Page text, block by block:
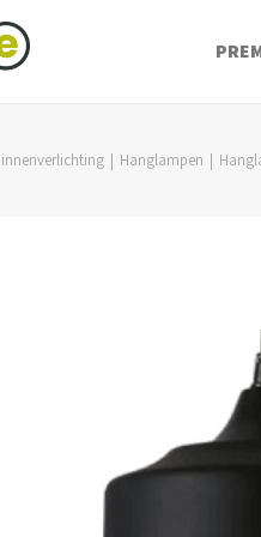
Hanglampen